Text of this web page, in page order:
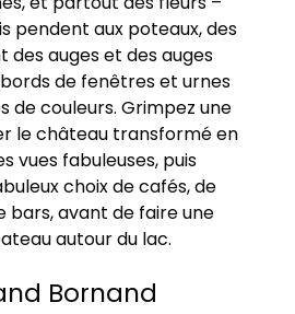
pendent aux poteaux, des
des auges et des auges
de fenêtres et urnes
de couleurs. Grimpez une
le château transformé en
vues fabuleuses, puis
choix de cafés, de
bars, avant de faire une
autour du lac.
Bornand